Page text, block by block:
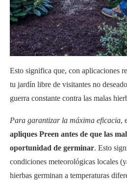
Esto significa que, con aplicaciones
tu jardín libre de visitantes no
guerra constante contra las malas
Para garantizar la máxima eficacia,
apliques Preen antes de que las
oportunidad de germinar. Esto
condiciones meteorológicas locales
hierbas germinan a temperaturas